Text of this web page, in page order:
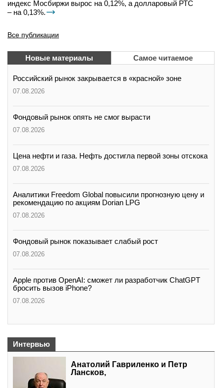
индекс Мосбиржи вырос на 0,12%, а долларовый РТС
– на 0,13%.
Все публикации
Новые материалы Самое читаемое
Российский рынок закрывается в «красной» зоне
07.08.2026
Фондовый рынок опять не смог вырасти
07.08.2026
Цена нефти и газа. Нефть достигла первой зоны отскока
07.08.2026
Аналитики Freedom Global повысили прогнозную цену и
рекомендацию по акциям Dorian LPG
07.08.2026
Фондовый рынок показывает слабый рост
07.08.2026
Apple против OpenAI: сможет ли разработчик ChatGPT
бросить вызов iPhone?
07.08.2026
Интервью
Анатолий Гавриленко и Петр
Лансков,